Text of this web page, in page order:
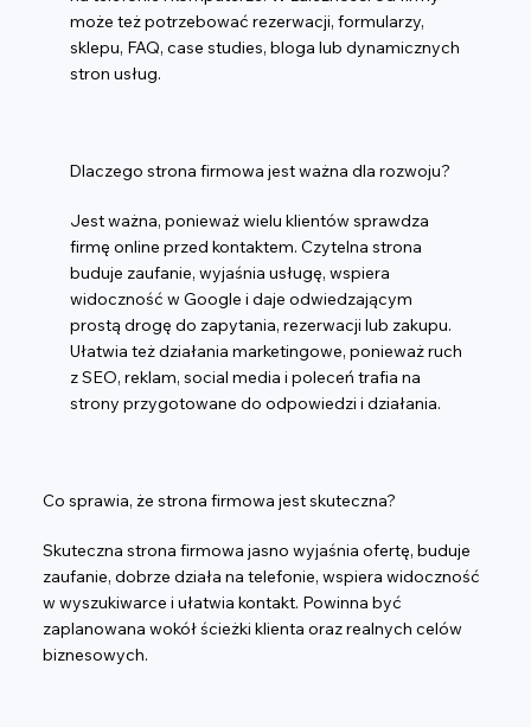
może też potrzebować rezerwacji, formularzy,
sklepu, FAQ, case studies, bloga lub dynamicznych
stron usług.
Dlaczego strona firmowa jest ważna dla rozwoju?
Jest ważna, ponieważ wielu klientów sprawdza
firmę online przed kontaktem. Czytelna strona
buduje zaufanie, wyjaśnia usługę, wspiera
widoczność w Google i daje odwiedzającym
prostą drogę do zapytania, rezerwacji lub zakupu.
Ułatwia też działania marketingowe, ponieważ ruch
z SEO, reklam, social media i poleceń trafia na
strony przygotowane do odpowiedzi i działania.
Co sprawia, że strona firmowa jest skuteczna?
Skuteczna strona firmowa jasno wyjaśnia ofertę, buduje
zaufanie, dobrze działa na telefonie, wspiera widoczność
w wyszukiwarce i ułatwia kontakt. Powinna być
zaplanowana wokół ścieżki klienta oraz realnych celów
biznesowych.